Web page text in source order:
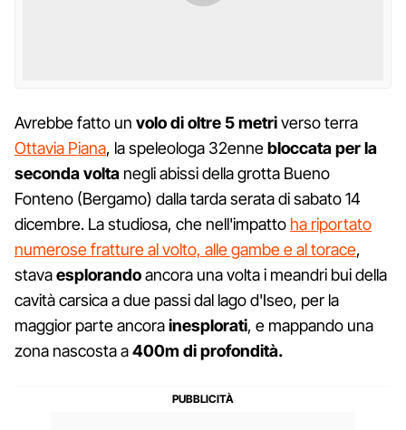
Avrebbe fatto un volo di oltre 5 metriverso terra
Ottavia Piana, la speleologa 32ennebloccata per la
seconda volta negli abissi della grotta Bueno
Fonteno (Bergamo) dalla tarda serata di sabato 14
dicembre. La studiosa, che nell'impatto ha riportato
numerose fratture al volto, alle gambe e al torace,
stavaesplorandoancora una volta i meandri bui della
cavità carsica a due passi dal lago d'Iseo, per la
maggior parte ancorainesplorati, e mappando una
zona nascosta a400m di profondità.